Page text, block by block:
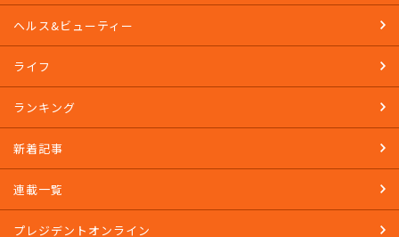
ヘルス&ビューティー
ライフ
ランキング
新着記事
連載一覧
プレジデントオンライン